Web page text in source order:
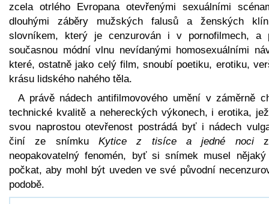
zcela otrlého Evropana otevřenými sexuálními
dlouhými záběry mužských falusů a ženských
slovníkem, který je cenzurován i v pornofilmech, a
současnou módní vlnu nevídanými homosexuálními
které, ostatně jako celý film, snoubí poetiku, erotiku,
krásu lidského nahého těla.
A právě nádech antifilmovového umění v záměrně
technické kvalitě a nehereckých výkonech, i erotika,
svou naprostou otevřenost postrádá byť i nádech
činí ze snímku Kytice z tisíce a jedné noci
neopakovatelný fenomén, byť si snímek musel
počkat, aby mohl být uveden ve své původní
podobě.